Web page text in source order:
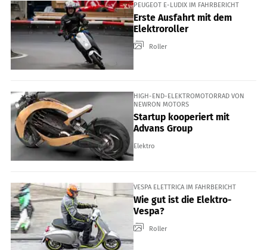
PEUGEOT E-LUDIX IM FAHRBERICHT
Erste Ausfahrt mit dem
Elektroroller
Roller
HIGH-END-ELEKTROMOTORRAD VON
NEWRON MOTORS
Startup kooperiert mit
Advans Group
Elektro
VESPA ELETTRICA IM FAHRBERICHT
Wie gut ist die Elektro-
Vespa?
Roller